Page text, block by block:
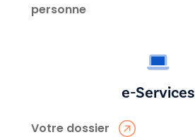
personne
e-Services
Votre dossier